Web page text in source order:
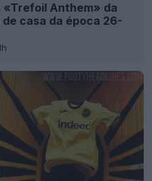
Anthem» da
casa da época 26-